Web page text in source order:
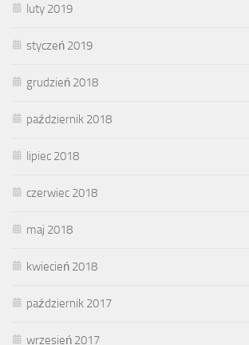
luty 2019
styczeń 2019
grudzień 2018
październik 2018
lipiec 2018
czerwiec 2018
maj 2018
kwiecień 2018
październik 2017
wrzesień 2017